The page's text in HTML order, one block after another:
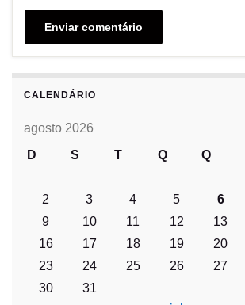
CALENDÁRIO
agosto 2026
D
S T Q Q
2
3 4 5 6
9
10 11 12 13
16
17 18 19 20
23
24 25 26 27
30
31